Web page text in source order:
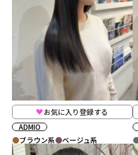
お気に入り登録する
ADMIO
ブラウン系
ベージュ系